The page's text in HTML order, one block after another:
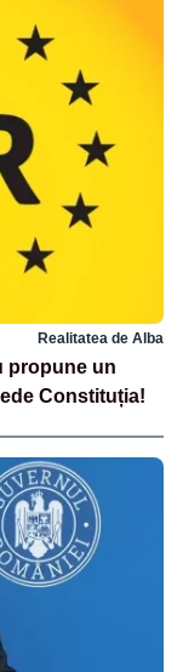
Realitatea de Alba
propune un
Constituția!